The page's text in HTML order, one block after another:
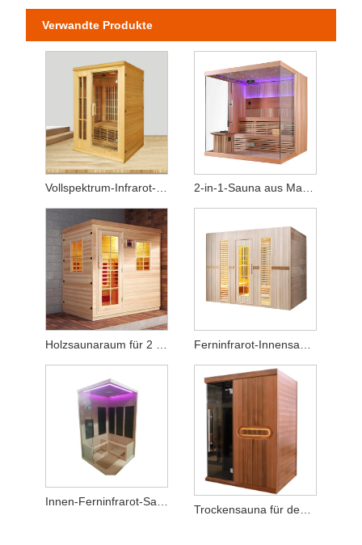
Verwandte Produkte
Vollspektrum-Infrarot-Heimsauna (Kapazität für 2 Personen) 2-in-1-Sauna aus Massivholz – ausgestattet mit Heizofen und Wärmepaneelen
Trockensauna für den Innenbereich aus Hemlockholz für 2–3 Personen